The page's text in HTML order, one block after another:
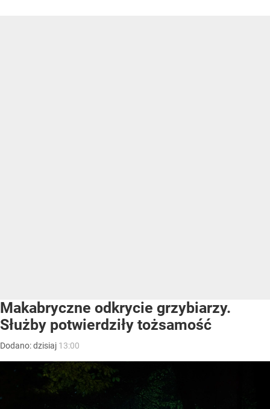
Makabryczne odkrycie grzybiarzy.
Służby potwierdziły tożsamość
Dodano:dzisiaj 13:00